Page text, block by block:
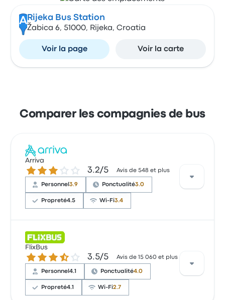
A Rijeka Bus Station
Žabica 6, 51000, Rijeka, Croatia
Voir la page Voir la carte
Comparer les compagnies de bus
Arriva
3.2 sur 5 étoiles 3.2/5 Avis de 548 et plus
Personnel3.9 Ponctualité3.0
Propreté4.5 Wi-Fi3.4
Sur un total de 548 avis, la compagnie a reçu la note
de 3.2 étoiles sur Busbud. Les voyageurs ont été
conquis par la propreté et l'accessibilité des billets,
ponctualité. Le prix des billets Arriva pour ce voyage
commencer à 17 $
FlixBus
3.5 sur 5 étoiles 3.5/5 Avis de 15 060 et plus
Personnel4.1 Ponctualité4.0
Propreté4.1 Wi-Fi2.7